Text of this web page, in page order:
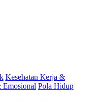
Kesehatan Kerja &
Emosional Pola Hidup